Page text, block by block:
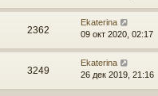
2362
Ekaterina
09 окт 2020, 02:17
3249
Ekaterina
26 дек 2019, 21:16